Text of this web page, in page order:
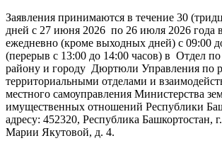
Заявления принимаются в течение 30
дней с 27 июня 2026 по 26 июля 2026 года
ежедневно (кроме выходных дней) с 09:00
(перерыв с 13:00 до 14:00 часов) в Отдел
району и городу Дюртюли Управления по
территориальными отделами и
местного самоуправления Министерства
имущественных отношений Республики
адресу: 452320, Республика Башкортостан,
Марии Якутовой, д. 4.